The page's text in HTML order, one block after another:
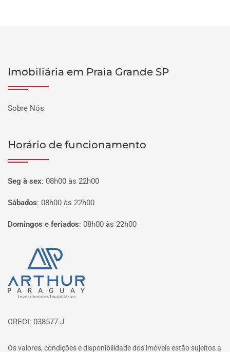
Imobiliária em Praia Grande SP
Sobre Nós
Horário de funcionamento
Seg à sex: 08h00 às 22h00
Sábados: 08h00 às 22h00
Domingos e feriados: 08h00 às 22h00
Página inicial
CRECI: 038577-J
Os valores, condições e disponibilidade dos imóveis estão sujeitos a